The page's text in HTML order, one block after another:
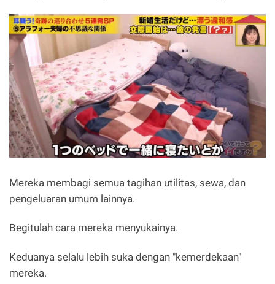
Mereka membagi semua tagihan utilitas, sewa, dan
pengeluaran umum lainnya.
Begitulah cara mereka menyukainya.
Keduanya selalu lebih suka dengan "kemerdekaan"
mereka.